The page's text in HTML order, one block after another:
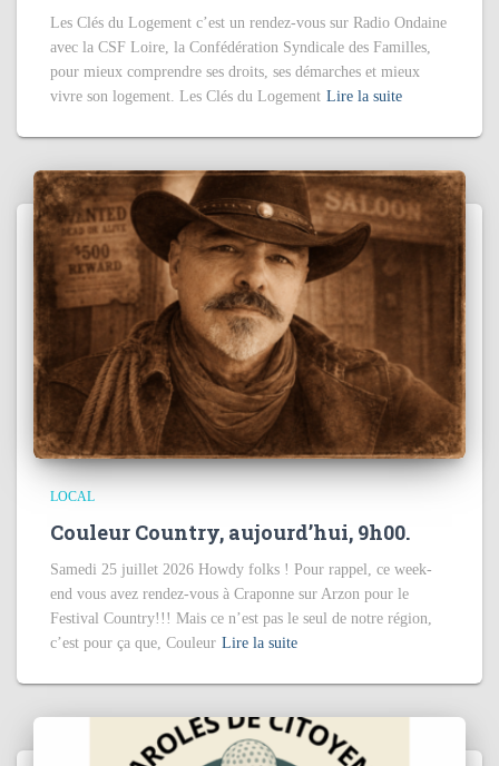
Les Clés du Logement c’est un rendez-vous sur Radio Ondaine
avec la CSF Loire, la Confédération Syndicale des Familles,
pour mieux comprendre ses droits, ses démarches et mieux
vivre son logement. Les Clés du Logement Lire la suite
LOCAL
Couleur Country, aujourd’hui, 9h00.
Samedi 25 juillet 2026 Howdy folks ! Pour rappel, ce week-
end vous avez rendez-vous à Craponne sur Arzon pour le
Festival Country!!! Mais ce n’est pas le seul de notre région,
c’est pour ça que, Couleur Lire la suite